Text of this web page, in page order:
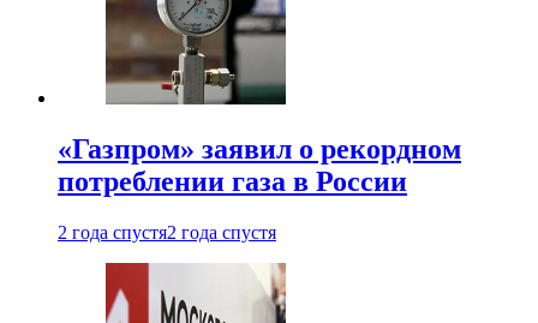
«Газпром» заявил о рекордном
потреблении газа в России
2 года спустя2 года спустя